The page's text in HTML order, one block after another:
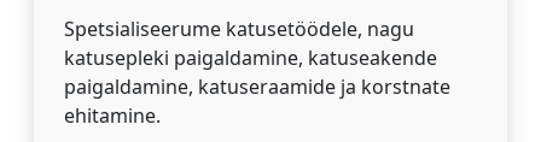
Spetsialiseerume katusetöödele, nagu
katusepleki paigaldamine, katuseakende
paigaldamine, katuseraamide ja korstnate
ehitamine.